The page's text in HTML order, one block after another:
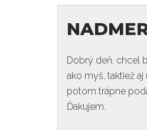
Dobrý deň, chcel
ako myš, taktiež
potom trápne
Ďakujem.